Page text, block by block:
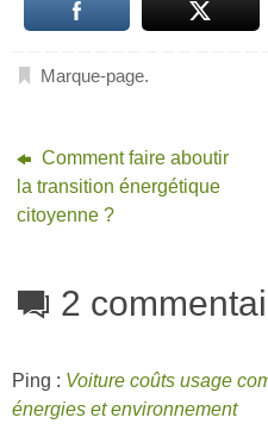
Marque-page.
Comment faire aboutir
la transition énergétique
citoyenne ?
2
Ping : Voiture coûts usage
énergies et environnement